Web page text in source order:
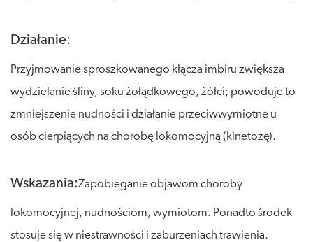
Działanie:
Przyjmowanie sproszkowanego kłącza imbiru zwiększa
wydzielanie śliny, soku żołądkowego, żółci; powoduje to
zmniejszenie nudności i działanie przeciwwymiotne u
osób cierpiących na chorobę lokomocyjną (kinetozę).
Wskazania:Zapobieganie objawom choroby
lokomocyjnej, nudnościom, wymiotom. Ponadto środek
stosuje się w niestrawności i zaburzeniach trawienia.